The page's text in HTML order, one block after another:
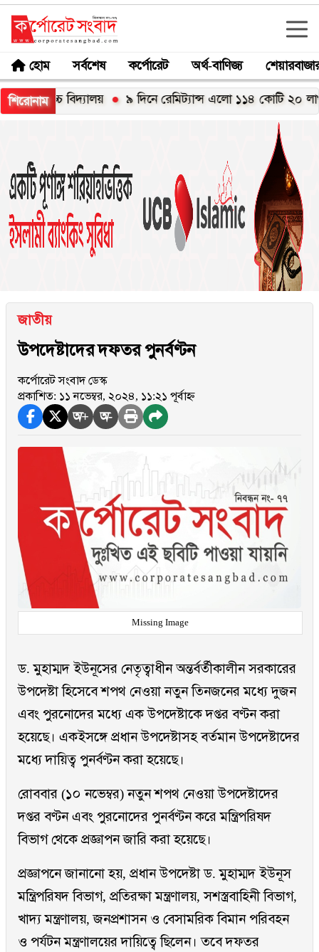
হোম সর্বশেষ কর্পোরেট অর্থ-বাণিজ্য
শিরোনাম
উচ্চ বিদ্যালয় ৯ দিনে রেমিট্যান্স এলো ১১৪ কোটি ২০ লাখ ডলার
জাতীয়
উপদেষ্টাদের দফতর পুনর্বণ্টন
কর্পোরেট সংবাদ ডেস্ক
প্রকাশিত: ১১ নভেম্বর, ২০২৪, ১১:২১ পূর্বাহ্ন
অ+ অ-
Missing Image
ড. মুহাম্মদ ইউনূসের নেতৃত্বাধীন অন্তর্বর্তীকালীন সরকারের
উপদেষ্টা হিসেবে শপথ নেওয়া নতুন তিনজনের মধ্যে দুজন
এবং পুরনোদের মধ্যে এক উপদেষ্টাকে দপ্তর বণ্টন করা
হয়েছে। একইসঙ্গে প্রধান উপদেষ্টাসহ বর্তমান উপদেষ্টাদের
মধ্যে দায়িত্ব পুনর্বণ্টন করা হয়েছে।
রোববার (১০ নভেম্বর) নতুন শপথ নেওয়া উপদেষ্টাদের
দপ্তর বণ্টন এবং পুরনোদের পুনর্বণ্টন করে মন্ত্রিপরিষদ
বিভাগ থেকে প্রজ্ঞাপন জারি করা হয়েছে।
প্রজ্ঞাপনে জানানো হয়, প্রধান উপদেষ্টা ড. মুহাম্মদ ইউনূস
মন্ত্রিপরিষদ বিভাগ, প্রতিরক্ষা মন্ত্রণালয়, সশস্ত্রবাহিনী বিভাগ,
খাদ্য মন্ত্রণালয়, জনপ্রশাসন ও বেসামরিক বিমান পরিবহন
ও পর্যটন মন্ত্রণালয়ের দায়িত্বে ছিলেন। তবে দফতর